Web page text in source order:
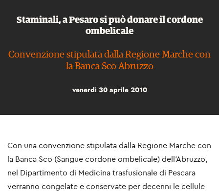
Staminali, a Pesaro si può donare il cordone
ombelicale
Convenzione stipulata dalla Regione Marche con
la Banca Sco Abruzzo
venerdì 30 aprile 2010
Con una convenzione stipulata dalla Regione Marche con
la Banca Sco (Sangue cordone ombelicale) dell'Abruzzo,
nel Dipartimento di Medicina trasfusionale di Pescara
verranno congelate e conservate per decenni le cellule